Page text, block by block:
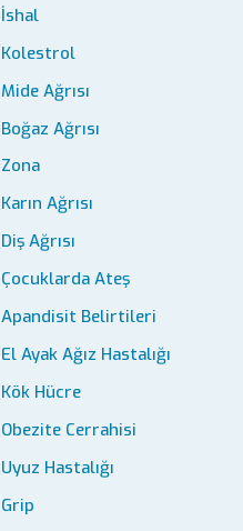
İshal
Kolestrol
Mide Ağrısı
Boğaz Ağrısı
Zona
Karın Ağrısı
Diş Ağrısı
Çocuklarda Ateş
Apandisit Belirtileri
El Ayak Ağız Hastalığı
Kök Hücre
Obezite Cerrahisi
Uyuz Hastalığı
Grip